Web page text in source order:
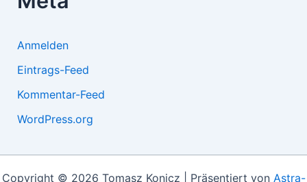
Anmelden
Eintrags-Feed
Kommentar-Feed
WordPress.org
Copyright © 2026 Tomasz Konicz | Präsentiert von Astra-